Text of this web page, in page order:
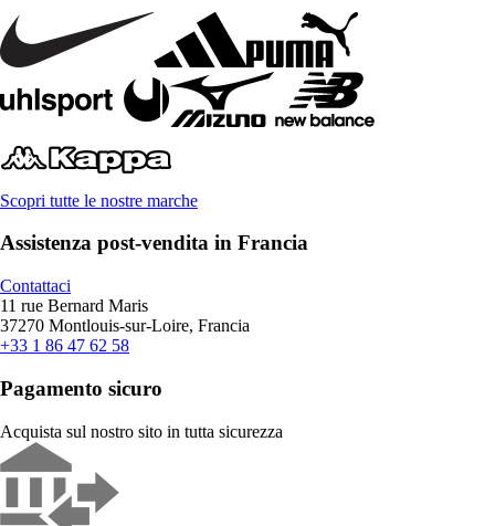
Scopri tutte le nostre marche
Assistenza post-vendita in Francia
Contattaci
11 rue Bernard Maris
37270 Montlouis-sur-Loire, Francia
+33 1 86 47 62 58
Pagamento sicuro
Acquista sul nostro sito in tutta sicurezza